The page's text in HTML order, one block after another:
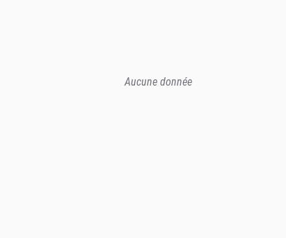
Aucune donnée